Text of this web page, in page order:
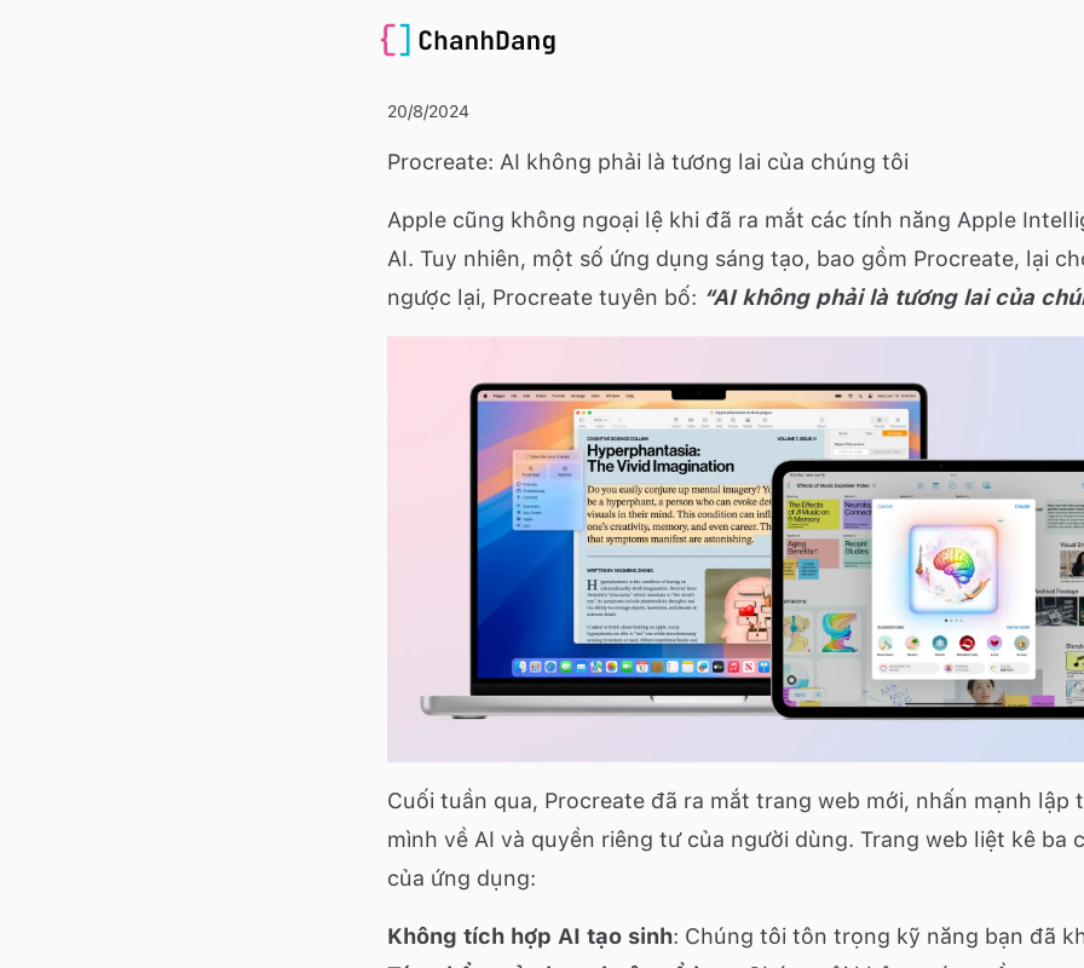
20/8/2024
Procreate: AI không phải là tương lai của chúng tôi
Apple cũng không ngoại lệ khi đã ra mắt các tính năng Apple
AI. Tuy nhiên, một số ứng dụng sáng tạo, bao gồm Procreate, lại
ngược lại, Procreate tuyên bố: “AI không phải là tương lai của
Cuối tuần qua, Procreate đã ra mắt trang web mới, nhấn mạnh lập
mình về AI và quyền riêng tư của người dùng. Trang web liệt kê ba
của ứng dụng:
Không tích hợp AI tạo sinh: Chúng tôi tôn trọng kỹ năng bạn đã